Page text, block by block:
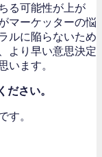
る可能性が上が
マーケッターの悩
ルに陥らないため
より早い意思決定
います。
ださい。
す。